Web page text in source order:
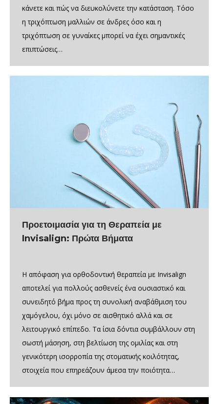
κάνετε και πώς να διευκολύνετε την κατάσταση. Τόσο
η τριχόπτωση μαλλιών σε άνδρες όσο και η
τριχόπτωση σε γυναίκες μπορεί να έχει σημαντικές
επιπτώσεις…
Προετοιμασία για τη Θεραπεία με
Invisalign: Πρώτα Βήματα
Η απόφαση για ορθοδοντική θεραπεία με Invisalign
αποτελεί για πολλούς ασθενείς ένα ουσιαστικό και
συνειδητό βήμα προς τη συνολική αναβάθμιση του
χαμόγελου, όχι μόνο σε αισθητικό αλλά και σε
λειτουργικό επίπεδο. Τα ίσια δόντια συμβάλλουν στη
σωστή μάσηση, στη βελτίωση της ομιλίας και στη
γενικότερη ισορροπία της στοματικής κοιλότητας,
στοιχεία που επηρεάζουν άμεσα την ποιότητα…